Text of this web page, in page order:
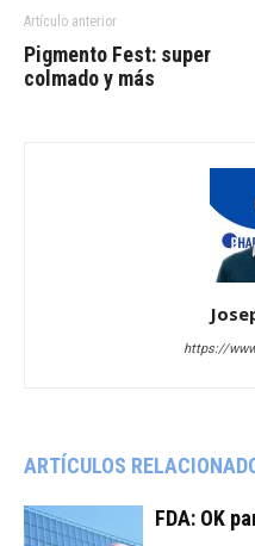
Artículo anterior
Pigmento Fest: super
colmado y más
https://
ARTÍCULOS
FDA: OK